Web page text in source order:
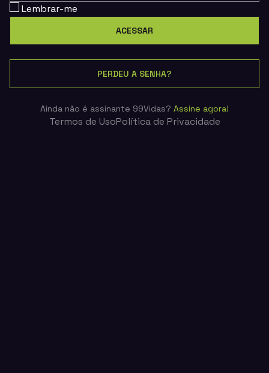
Lembrar-me
PERDEU A SENHA?
Ainda não é assinante 99Vidas? Assine agora!
Termos de UsoPolítica de Privacidade